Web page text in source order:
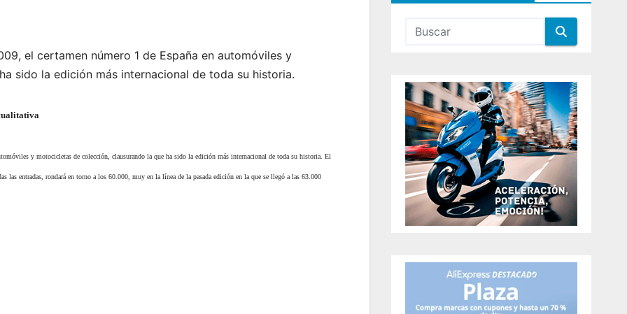
el certamen número 1 de España en automóviles y
sido la edición más internacional de toda su historia.
y motocicletas de colección, clausurando la que ha sido la edición más internacional de toda su historia. El
las entradas, rondará en torno a los 60.000, muy en la línea de la pasada edición en la que se llegó a las 63.000